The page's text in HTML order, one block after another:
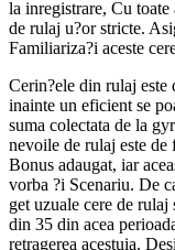
la inregistrare, Cu toate
de rulaj u?or stricte.
Familiariza?i aceste
Cerin?ele din rulaj este
inainte un eficient se
suma colectata de la
nevoile de rulaj este
Bonus adaugat, iar
vorba ?i Scenariu. De
get uzuale cere de
din 35 din acea
retragerea acestuia.